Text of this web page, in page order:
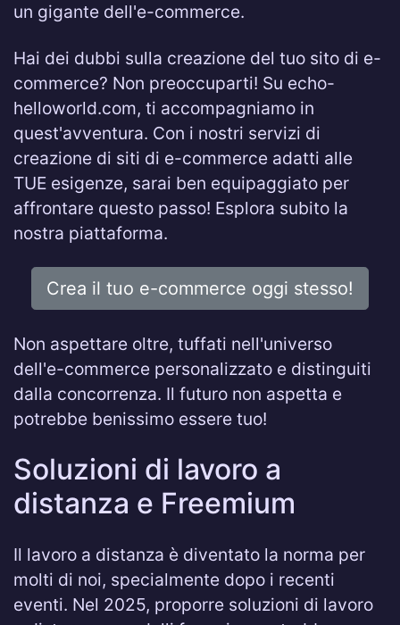
un gigante dell'e-commerce.
Hai dei dubbi sulla creazione del tuo sito di e-
commerce? Non preoccuparti! Su echo-
helloworld.com, ti accompagniamo in
quest'avventura. Con i nostri servizi di
creazione di siti di e-commerce adatti alle
TUE esigenze, sarai ben equipaggiato per
affrontare questo passo! Esplora subito la
nostra piattaforma.
Crea il tuo e-commerce oggi stesso!
Non aspettare oltre, tuffati nell'universo
dell'e-commerce personalizzato e distinguiti
dalla concorrenza. Il futuro non aspetta e
potrebbe benissimo essere tuo!
Soluzioni di lavoro a
distanza e Freemium
Il lavoro a distanza è diventato la norma per
molti di noi, specialmente dopo i recenti
eventi. Nel 2025, proporre soluzioni di lavoro